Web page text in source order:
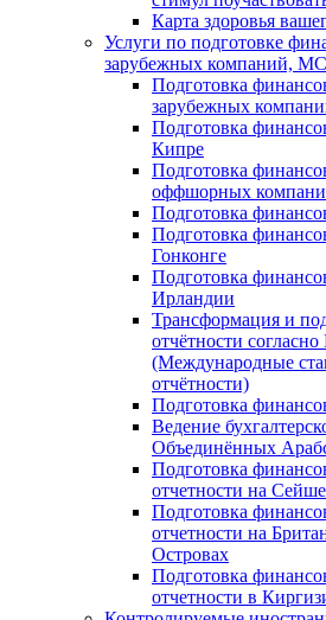
Карта здоровья
Услуги по подготовке
зарубежных компаний,
Подготовка
зарубежных
Подготовка
Кипре
Подготовка
оффшорных
Подготовка
Подготовка
Гонконге
Подготовка
Ирландии
Трансформация и
отчётности
(Международные
отчётности)
Подготовка
Ведение
Объединённых
Подготовка
отчетности на
Подготовка
отчетности на
Островах
Подготовка
отчетности в